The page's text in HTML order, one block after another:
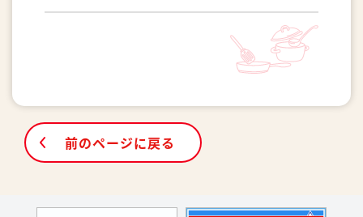
前のページに戻る